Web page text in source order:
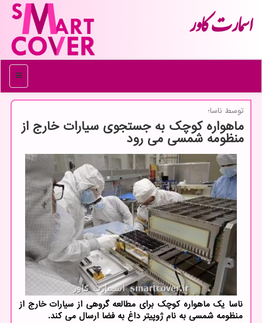
اسمارت كاور
منو
توسط ناسا؛
ماهواره کوچک به جستجوی سیارات خارج از
منظومه شمسی می رود
ناسا یک ماهواره کوچک برای مطالعه گروهی از سیارات خارج از
منظومه شمسی به نام ژوپیتر داغ به فضا ارسال می کند.